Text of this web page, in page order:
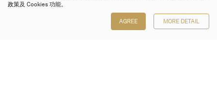
政策及 Cookies 功能。
AGREE MORE DETAIL